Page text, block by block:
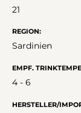
21
REGION:
Sardinien
EMPF.
4 - 6
HERSTELLER/